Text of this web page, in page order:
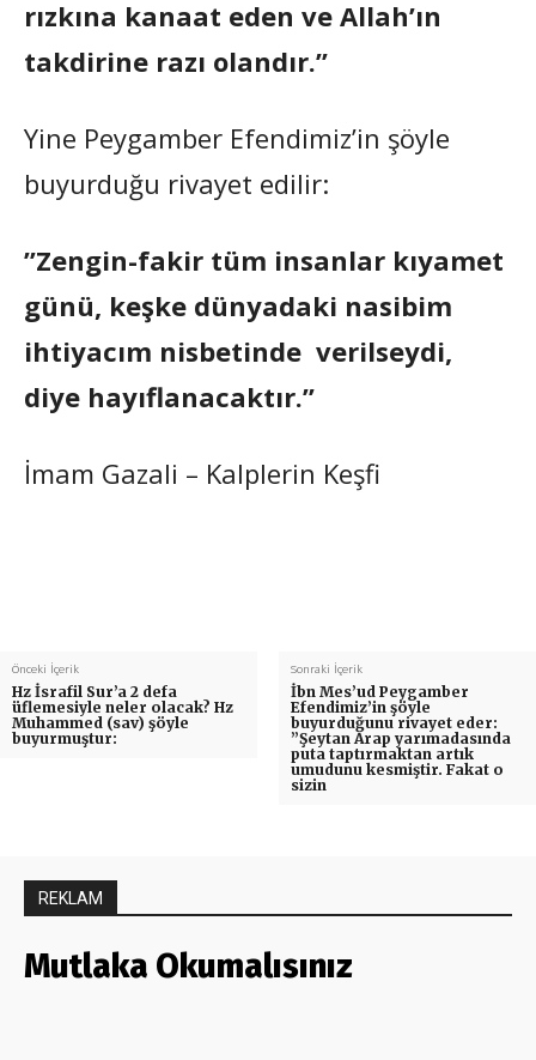
rızkına kanaat eden ve Allah’ın
takdirine razı olandır.”
Yine Peygamber Efendimiz’in şöyle
buyurduğu rivayet edilir:
”Zengin-fakir tüm insanlar kıyamet
günü, keşke dünyadaki nasibim
ihtiyacım nisbetinde verilseydi,
diye hayıflanacaktır.”
İmam Gazali – Kalplerin Keşfi
Önceki İçerik
Hz İsrafil Sur’a 2 defa
üflemesiyle neler olacak? Hz
Muhammed (sav) şöyle
buyurmuştur:
Sonraki İçerik
İbn Mes’ud Peygamber
Efendimiz’in şöyle
buyurduğunu rivayet eder:
”Şeytan Arap yarımadasında
puta taptırmaktan artık
umudunu kesmiştir. Fakat o
sizin
REKLAM
Mutlaka Okumalısınız